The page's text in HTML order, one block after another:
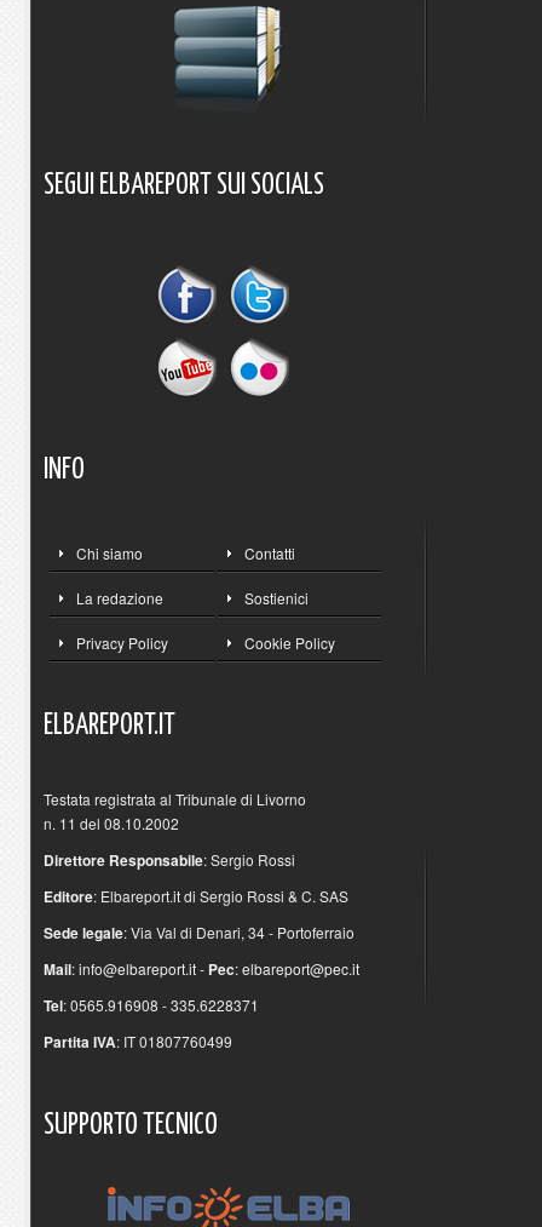
SEGUI ELBAREPORT SUI SOCIALS
INFO
Chi siamo Contatti
La redazione Sostienici
Privacy Policy Cookie Policy
ELBAREPORT.IT
Testata registrata al Tribunale di Livorno
n. 11 del 08.10.2002
Direttore Responsabile: Sergio Rossi
Editore: Elbareport.it di Sergio Rossi & C. SAS
Sede legale: Via Val di Denari, 34 - Portoferraio
Mail:info@elbareport.it- Pec:elbareport@pec.it
Tel: 0565.916908 - 335.6228371
Partita IVA: IT 01807760499
SUPPORTO TECNICO